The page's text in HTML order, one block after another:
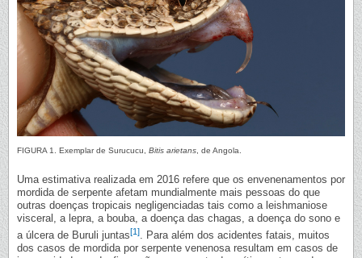
FIGURA 1. Exemplar de Surucucu, Bitis arietans , de Angola.
Uma estimativa realizada em 2016 refere que os envenenamentos por
mordida de serpente afetam mundialmente mais pessoas do que
outras doenças tropicais negligenciadas tais como a leishmaniose
visceral, a lepra, a bouba, a doença das chagas, a doença do sono e
a úlcera de Buruli juntas[1]. Para além dos acidentes fatais, muitos
dos casos de mordida por serpente venenosa resultam em casos de